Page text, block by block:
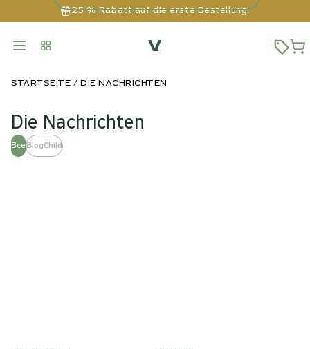
25 % Rabatt auf die erste Bestellung!
STARTSEITE DIE NACHRICHTEN
Die Nachrichten
ВсеBlogChild